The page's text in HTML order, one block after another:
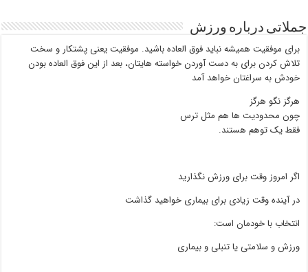
جملاتی درباره ورزش
برای موفقیت همیشه نباید فوق العاده باشید. موفقیت یعنی پشتکار و سخت
تلاش کردن برای به دست آوردن خواسته هایتان، بعد از این فوق العاده بودن
خودش به سراغتان خواهد آمد
هرگز نگو هرگز
چون محدودیت ها هم مثل ترس
فقط یک توهم هستند.
اگر امروز وقت برای ورزش نگذارید
در آینده وقت زیادی برای بیماری خواهید گذاشت
انتخاب با خودمان است:
ورزش و سلامتی یا تنبلی و بیماری